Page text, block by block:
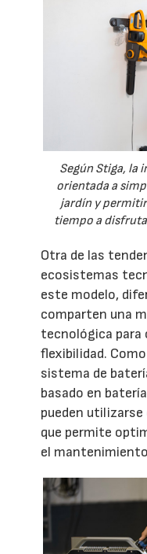
Según Stiga, la
orientada a
jardín y
tiempo a
Otra de las
ecosistemas
este modelo,
comparten una
tecnológica para
flexibilidad.
sistema de
basado en
pueden
que permite
el